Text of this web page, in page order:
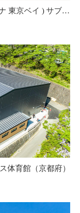
LaLa arena TOKYO-BAY( ららアリーナ 東京ベイ ) サブアリーナ（千葉県）
体育館（京都府）